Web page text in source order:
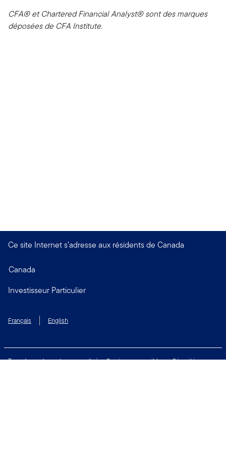
CFA® et Chartered Financial Analyst® sont des marques
déposées de CFA Institute.
Ce site Internet s’adresse aux résidents de Canada
Canada
Investisseur Particulier
Français English
Taux de rendement personnalisé Services accessibles
Sécurité